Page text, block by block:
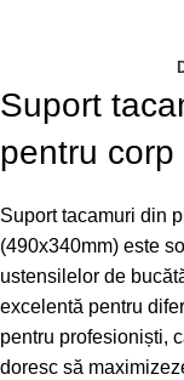
Suport
pentru
Suport tacamuri din
(490x340mm) este
ustensilelor de
excelentă pentru
pentru profesioniști,
doresc să